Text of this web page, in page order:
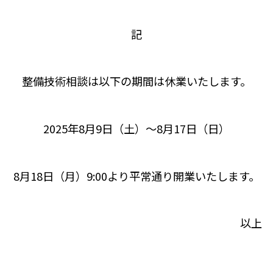
記
整備技術相談は以下の期間は休業いたします。
2025年8月9日（土）～8月17日（日）
8月18日（月）9:00より平常通り開業いたします。
以上